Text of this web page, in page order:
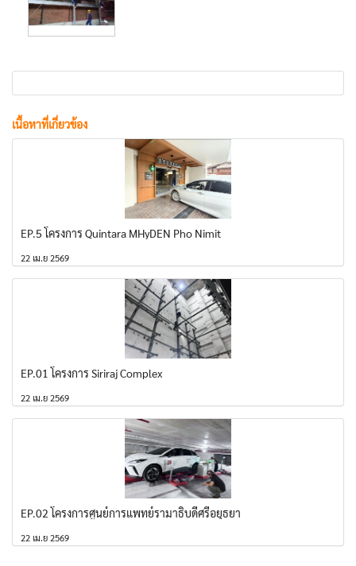
เนื้อหาที่เกี่ยวข้อง
EP.5 โครงการ Quintara MHyDEN Pho Nimit
22 เม.ย 2569
EP.01 โครงการ Siriraj Complex
22 เม.ย 2569
EP.02 โครงการศูนย์การแพทย์รามาธิบดีศรีอยุธยา
22 เม.ย 2569